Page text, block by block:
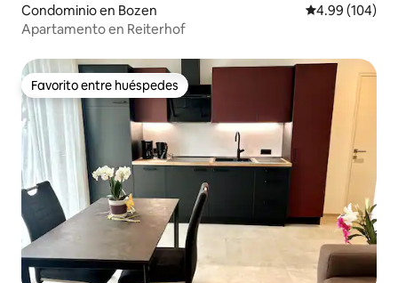
Condominio en Bozen Calificación
4.99 (104)
Apartamento en Reiterhof
Favorito entre huéspedes
Favorito entre huéspedes